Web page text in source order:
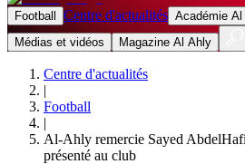
Football Centre d'actualités Académie
Médias et vidéos
Magazine Al Ahly
Centre d'actualités
|
Football
|
Al-Ahly remercie Sayed
présenté au club